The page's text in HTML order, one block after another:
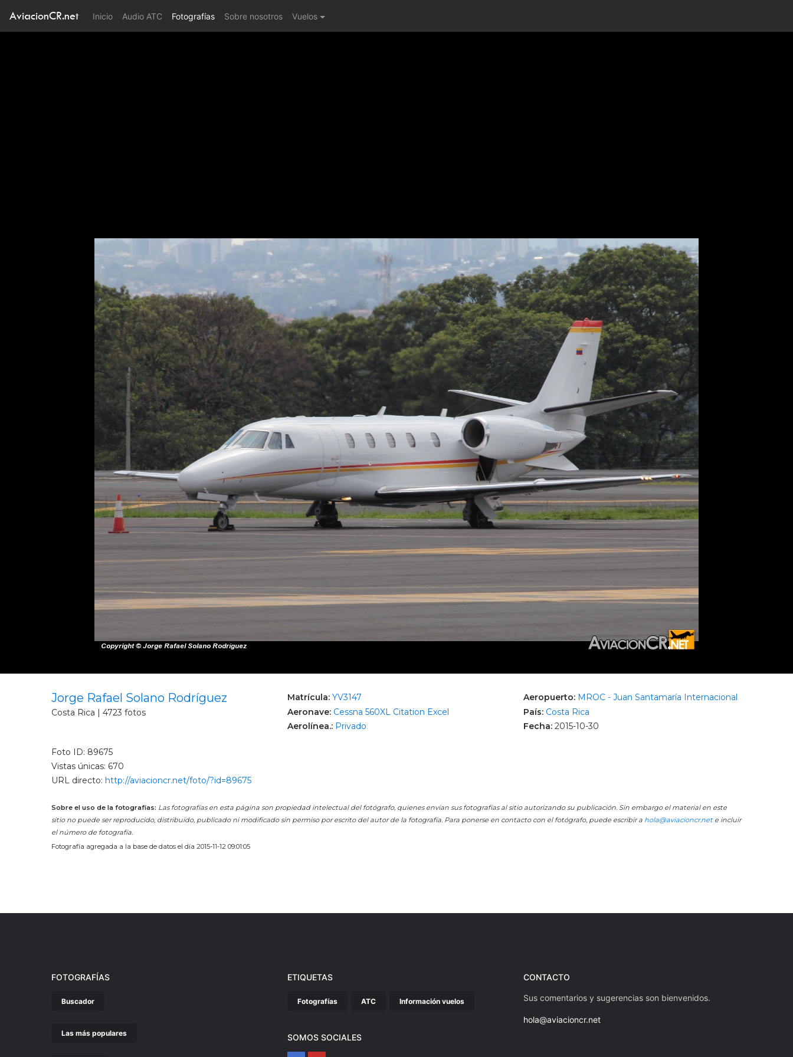
AviacionCR.net Inicio(current)
Audio ATC Fotografías Sobre nosotros Vuelos
Jorge Rafael Solano Rodríguez
Costa Rica | 4723 fotos
Matrícula: YV3147
Aeronave: Cessna 560XL Citation Excel
Aerolínea.: Privado
Aeropuerto: MROC - Juan Santamaría Internacional
País: Costa Rica
Fecha: 2015-10-30
Foto ID: 89675
Vistas únicas: 670
URL directo: http://aviacioncr.net/foto/?id=89675
Sobre el uso de la fotografías: Las fotografías en esta página son propiedad intelectual del fotógrafo, quienes envían sus fotografías al sitio autorizando su publicación. Sin embargo el material en este
sitio no puede ser reproducido, distribuido, publicado ni modificado sin permiso por escrito del autor de la fotografía. Para ponerse en contacto con el fotógrafo, puede escribir a hola@aviacioncr.nete incluir
el número de fotografía.
Fotografía agregada a la base de datos el día 2015-11-12 09:01:05
FOTOGRAFÍAS
Buscador
Las más populares
ETIQUETAS
Fotografías ATC Información vuelos
SOMOS SOCIALES
CONTACTO
Sus comentarios y sugerencias son bienvenidos.
hola@aviacioncr.net